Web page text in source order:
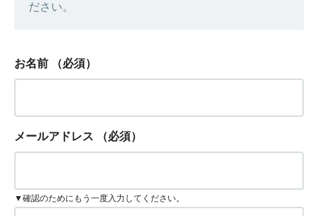
ださい。
お名前 （必須）
メールアドレス （必須）
▼確認のためにもう一度入力してください。